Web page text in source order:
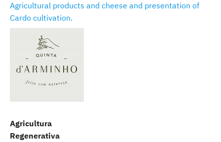
Agricultural products and cheese and presentation of
Cardo cultivation.
Agricultura
Regenerativa